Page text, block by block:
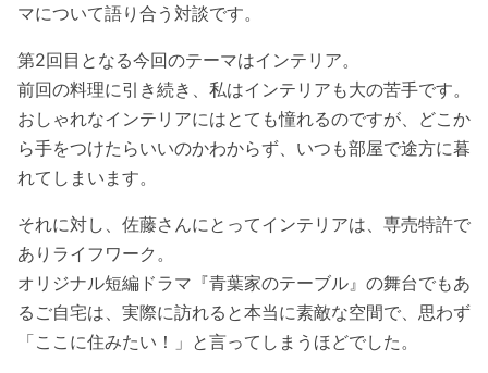
マについて語り合う対談です。
第2回目となる今回のテーマはインテリア。
前回の料理に引き続き、私はインテリアも大の苦手です。
おしゃれなインテリアにはとても憧れるのですが、どこか
ら手をつけたらいいのかわからず、いつも部屋で途方に暮
れてしまいます。
それに対し、佐藤さんにとってインテリアは、専売特許で
ありライフワーク。
オリジナル短編ドラマ『青葉家のテーブル』の舞台でもあ
るご自宅は、実際に訪れると本当に素敵な空間で、思わず
「ここに住みたい！」と言ってしまうほどでした。